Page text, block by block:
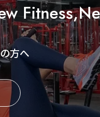
方へ